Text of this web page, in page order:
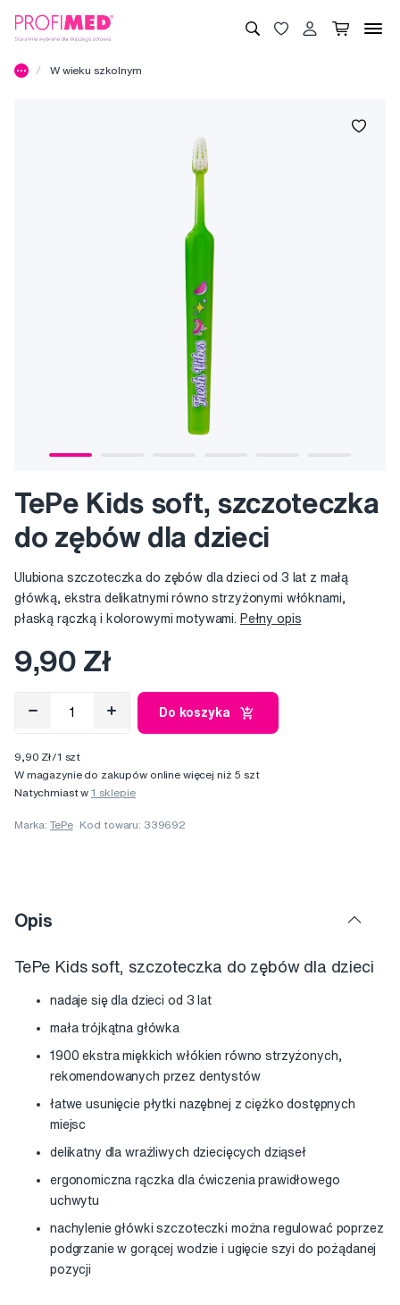
W wieku szkolnym
TePe Kids soft, szczoteczka
do zębów dla dzieci
Ulubiona szczoteczka do zębów dla dzieci od 3 lat z małą
główką, ekstra delikatnymi równo strzyżonymi włóknami,
płaską rączką i kolorowymi motywami. Pełny opis
9,90 Zł
Do koszyka
9,90 Zł/1 szt
W magazynie do zakupów online więcej niż 5 szt
Natychmiast w1 sklepie
Marka:TePe Kod towaru: 339692
Opis
TePe Kids soft, szczoteczka do zębów dla dzieci
nadaje się dla dzieci od 3 lat
mała trójkątna główka
1900 ekstra miękkich włókien równo strzyżonych,
rekomendowanych przez dentystów
łatwe usunięcie płytki nazębnej z ciężko dostępnych
miejsc
delikatny dla wrażliwych dziecięcych dziąseł
ergonomiczna rączka dla ćwiczenia prawidłowego
uchwytu
nachylenie główki szczoteczki można regulować poprzez
podgrzanie w gorącej wodzie i ugięcie szyi do pożądanej
pozycji